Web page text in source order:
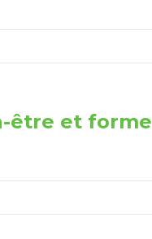
être et forme